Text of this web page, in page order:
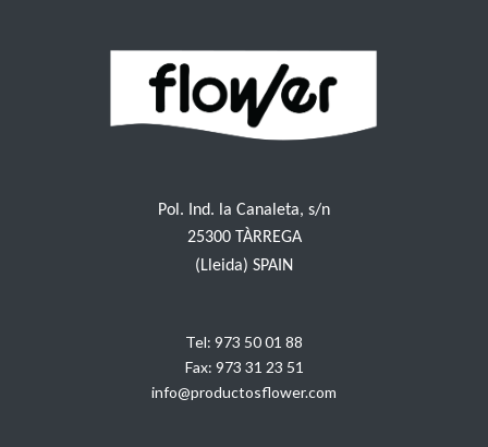
Pol. Ind. la Canaleta, s/n
25300 TÀRREGA
(Lleida) SPAIN
Tel: 973 50 01 88
Fax: 973 31 23 51
info@productosflower.com